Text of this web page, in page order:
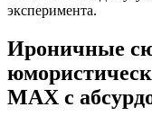
эксперимента.
Ироничные
MAX с